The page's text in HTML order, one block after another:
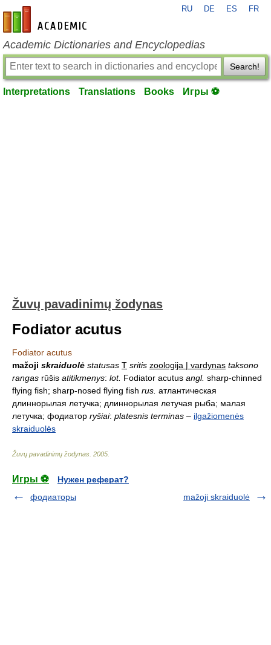
en-academic.com
RU DE ES FR
Academic Dictionaries and Encyclopedias
Search!
Interpretations Translations Books Игры ⚽
Žuvų pavadinimų žodynas
Fodiator acutus
Fodiator acutus
mažoji skraiduolė statusas T sritis zoologija | vardynas taksono
rangas rūšis atitikmenys: lot. Fodiator acutus angl. sharp-chinned
flying fish; sharp-nosed flying fish rus. атлантическая
длиннорылая летучка; длиннорылая летучая рыба; малая
летучка; фодиатор ryšiai: platesnis terminas – ilgažiomenės
skraiduolės
Žuvų pavadinimų žodynas 2005
Игры ⚽
Нужен реферат?
фодиаторы
mažoji skraiduolė